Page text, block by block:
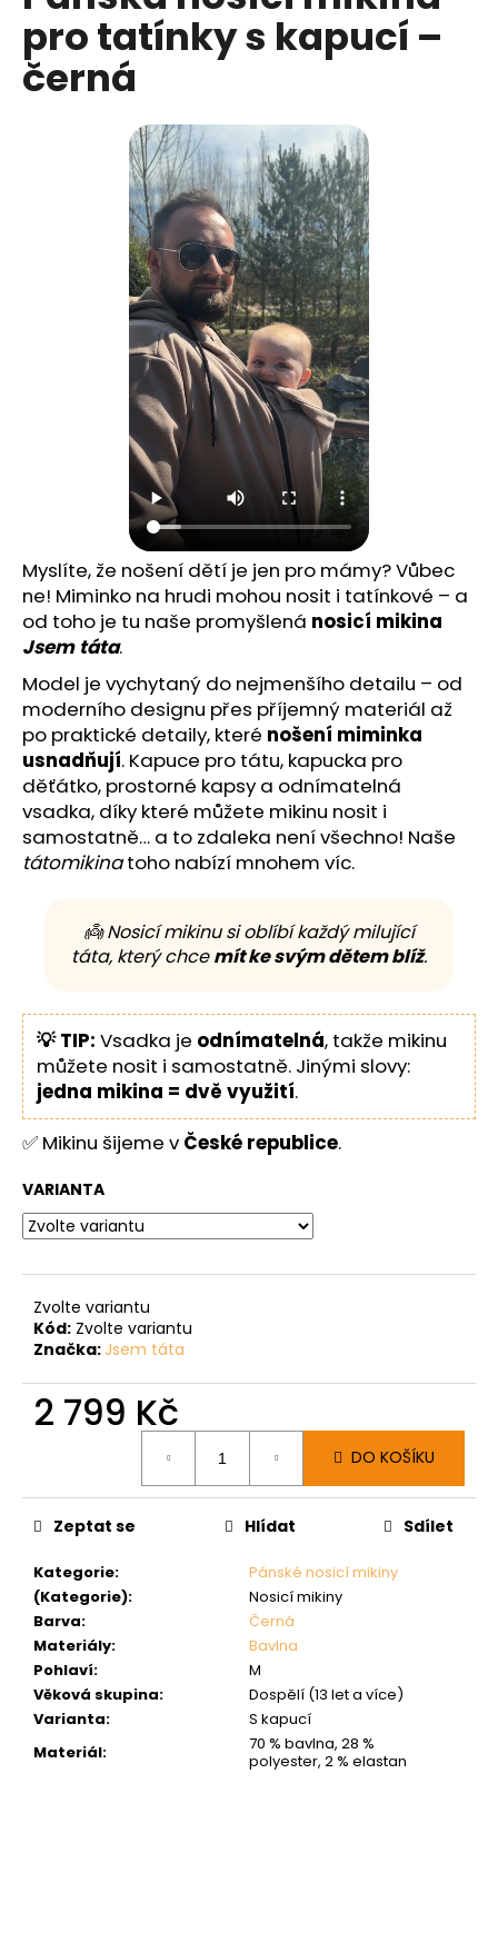
5
hvězdiček.
pro tatínky s kapucí –
černá
Myslíte, že nošení dětí je jen pro mámy? Vůbec
ne! Miminko na hrudi mohou nosit i tatínkové – a
od toho je tu naše promyšlená nosicí mikina
Jsem táta.
Model je vychytaný do nejmenšího detailu – od
moderního designu přes příjemný materiál až
po praktické detaily, které nošení miminka
usnadňují. Kapuce pro tátu, kapucka pro
děťátko, prostorné kapsy a odnímatelná
vsadka, díky které můžete mikinu nosit i
samostatně… a to zdaleka není všechno! Naše
tátomikinatoho nabízí mnohem víc.
👼 Nosicí mikinu si oblíbí každý milující
táta, který chcemít ke svým dětem blíž.
💡 TIP: Vsadka je odnímatelná, takže mikinu
můžete nosit i samostatně. Jinými slovy:
jedna mikina = dvě využití.
✅ Mikinu šijeme v České republice.
VARIANTA
Zvolte variantu
Kód: Zvolte variantu
Značka: Jsem táta
2 799 Kč
DO KOŠÍKU
Kategorie:
Pánské nosicí mikiny
(Kategorie):
Nosicí mikiny
Barva:
Černá
Materiály:
Bavlna
Pohlaví:
M
Věková skupina:
Dospělí (13 let a více)
Varianta:
S kapucí
Materiál:
70 % bavlna, 28 %
polyester, 2 % elastan
Zeptat se Hlídat Sdílet
u
j
e
m